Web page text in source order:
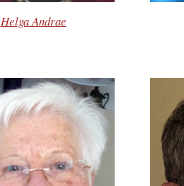
Helga Andrae